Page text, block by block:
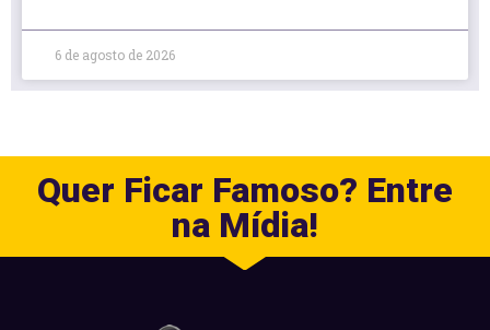
6 de agosto de 2026
Quer Ficar Famoso? Entre
na Mídia!